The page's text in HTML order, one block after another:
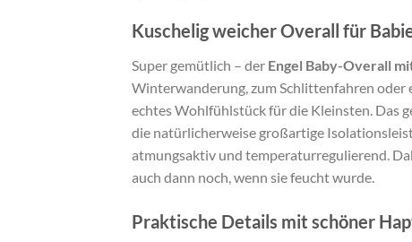
Kuschelig weicher Overall für
Super gemütlich – der Engel Baby-Overall
Winterwanderung, zum Schlittenfahren oder
echtes Wohlfühlstück für die Kleinsten. Das
die natürlicherweise großartige
atmungsaktiv und temperaturregulierend.
auch dann noch, wenn sie feucht wurde.
Praktische Details mit schöner